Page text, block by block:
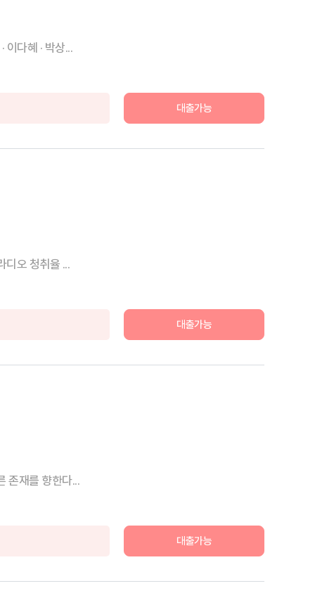
이다혜 · 박상...
대출가능
디오 청취율 ...
대출가능
존재를 향한다...
대출가능